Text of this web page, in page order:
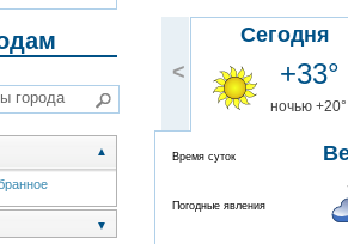
▲
▼
<
Сегодня
+33°
ночью +20°
Время суток
Погодные явления